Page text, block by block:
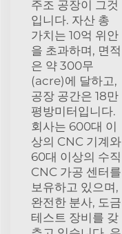
주조 공장이 그것
입니다. 자산 총
가치는 10억 위안
을 초과하며, 면적
은 약 300무
(acre)에 달하고,
공장 공간은 18만
평방미터입니다.
회사는 600대 이
상의 CNC 기계와
60대 이상의 수직
CNC 가공 센터를
보유하고 있으며,
완전한 분사, 도금
테스트 장비를 갖